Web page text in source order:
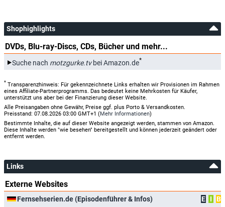
Shophighlights
DVDs, Blu-ray-Discs, CDs, Bücher und mehr...
Suche nach motzgurke.tvbei Amazon.de*
* Transparenzhinweis: Für gekennzeichnete Links erhalten wir Provisionen im Rahmen
eines Affiliate-Partnerprogramms. Das bedeutet keine Mehrkosten für Käufer,
unterstützt uns aber bei der Finanzierung dieser Website.
Alle Preisangaben ohne Gewähr, Preise ggf. plus Porto & Versandkosten.
Preisstand: 07.08.2026 03:00 GMT+1 (Mehr Informationen)
Bestimmte Inhalte, die auf dieser Website angezeigt werden, stammen von Amazon.
Diese Inhalte werden "wie besehen" bereitgestellt und können jederzeit geändert oder
entfernt werden.
Links
Externe Websites
Fernsehserien.de (Episodenführer & Infos) E I
B